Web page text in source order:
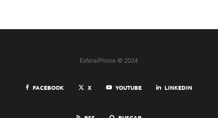
EsferaiPhone © 2024
FACEBOOK X YOUTUBE LINKEDIN